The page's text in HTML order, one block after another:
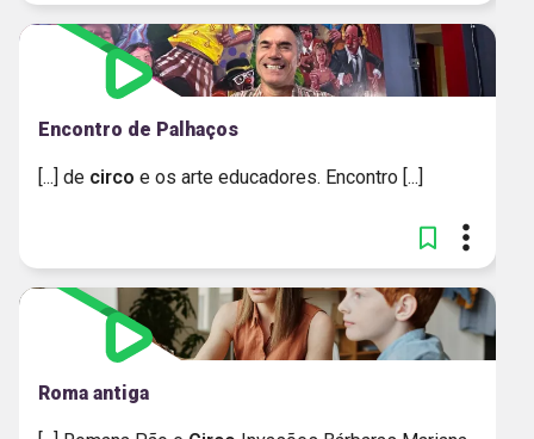
Encontro de Palhaços
[...] de circo e os arte educadores. Encontro [...]
Roma antiga